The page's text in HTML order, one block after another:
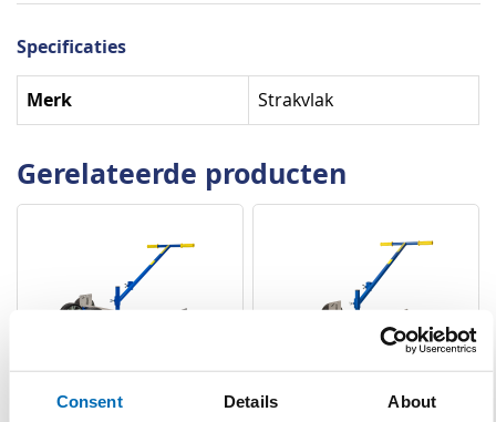
Consent Details About
Specificaties
Specificaties
Merk Strakvlak
Gerelateerde producten